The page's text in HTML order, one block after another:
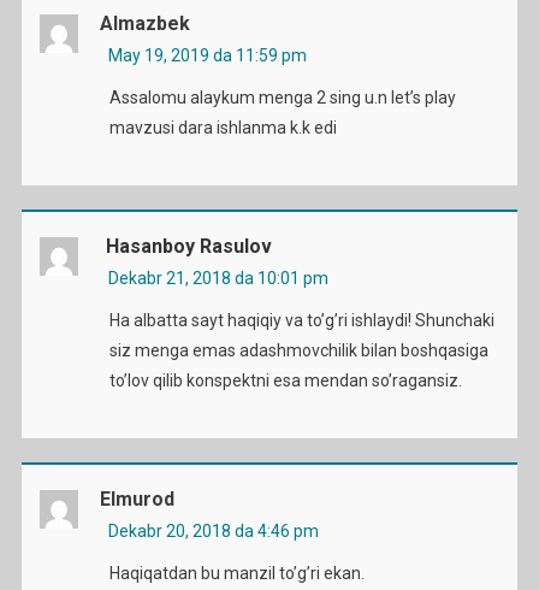
Almazbek
May 19, 2019 da 11:59 pm
Assalomu alaykum menga 2 sing u.n let’s play
mavzusi dara ishlanma k.k edi
Hasanboy Rasulov
Dekabr 21, 2018 da 10:01 pm
Ha albatta sayt haqiqiy va to’g’ri ishlaydi! Shunchaki
siz menga emas adashmovchilik bilan boshqasiga
to’lov qilib konspektni esa mendan so’ragansiz.
Elmurod
Dekabr 20, 2018 da 4:46 pm
Haqiqatdan bu manzil to’g’ri ekan.